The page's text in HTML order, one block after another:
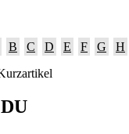
B C D E F G H